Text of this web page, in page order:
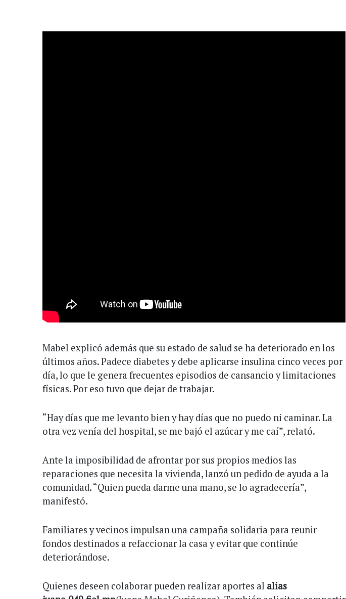
Mabel explicó además que su estado de salud se ha deteriorado en los
últimos años. Padece diabetes y debe aplicarse insulina cinco veces por
día, lo que le genera frecuentes episodios de cansancio y limitaciones
físicas. Por eso tuvo que dejar de trabajar.
“Hay días que me levanto bien y hay días que no puedo ni caminar. La
otra vez venía del hospital, se me bajó el azúcar y me caí”, relató.
Ante la imposibilidad de afrontar por sus propios medios las
reparaciones que necesita la vivienda, lanzó un pedido de ayuda a la
comunidad. “Quien pueda darme una mano, se lo agradecería”,
manifestó.
Familiares y vecinos impulsan una campaña solidaria para reunir
fondos destinados a refaccionar la casa y evitar que continúe
deteriorándose.
Quienes deseen colaborar pueden realizar aportes al alias